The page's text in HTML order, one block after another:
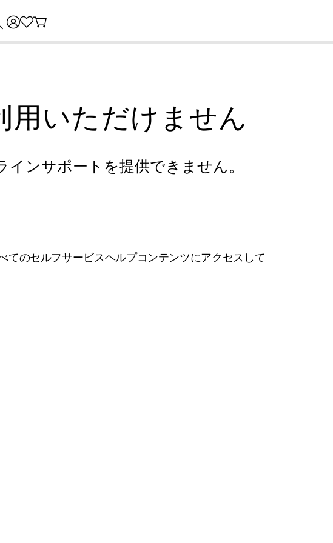
用いただけません
ンサポートを提供できません。
のセルフサービスヘルプコンテンツにアクセスして